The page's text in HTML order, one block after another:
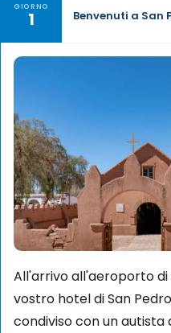
GIORNO
1 Benvenuti a San
All'arrivo all'aeroporto
vostro hotel di San
condiviso con un autista